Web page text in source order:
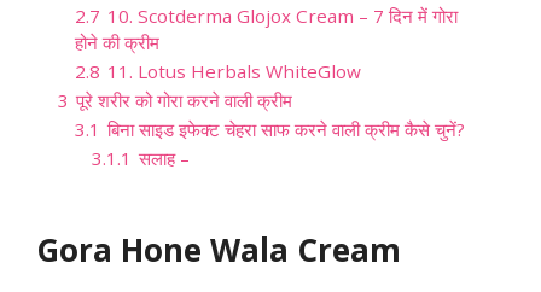
2.7 10. Scotderma Glojox Cream – 7 दिन में गोरा
होने की क्रीम
2.8 11. Lotus Herbals WhiteGlow
3 पूरे शरीर को गोरा करने वाली क्रीम
3.1 बिना साइड इफेक्ट चेहरा साफ करने वाली क्रीम कैसे चुनें?
3.1.1 सलाह –
Gora Hone Wala Cream